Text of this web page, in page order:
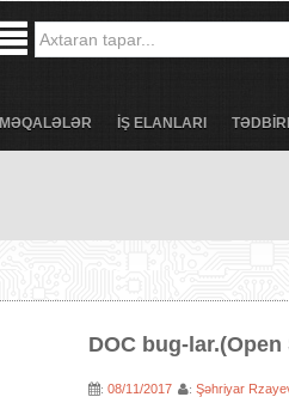
MƏQALƏLƏR İŞ ELANLARI
DOC bug-
:08/11/2017 :Şəhriyar